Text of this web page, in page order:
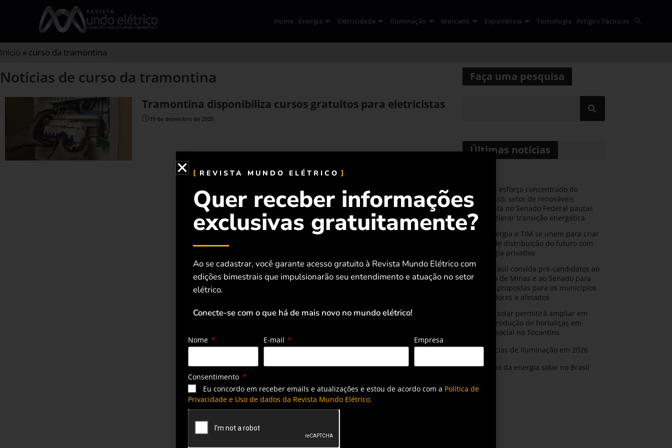
Home Energia Eletricidade Iluminação Mercado Experiência Tecnologia Artigos Técnicos
Início » curso da tramontina
Notícias de curso da tramontina
Tramontina disponibiliza cursos gratuitos para eletricistas
19 de dezembro de 2025
Faça uma pesquisa
Últimas notícias
Durante esforço concentrado do
Congresso, setor de renováveis
apresenta no Senado Federal pautas
para acelerar transição energética
CPFL Energia e TIM se unem para criar
a rede de distribuição do futuro com
tecnologia privativa
AMIG Brasil convida pré-candidatos ao
Governo de Minas e ao Senado para
discutir propostas para os municípios
mineradores e afetados
Energia solar permitirá ampliar em
25% a produção de hortaliças em
projeto social no Tocantins
Tendências de Iluminação em 2026
Expansão da energia solar no Brasil
REVISTA MUNDO ELÉTRICO
Quer receber informações
exclusivas gratuitamente?
Ao se cadastrar, você garante acesso gratuito à Revista Mundo Elétrico com
edições bimestrais que impulsionarão seu entendimento e atuação no setor
elétrico.
Conecte-se com o que há de mais novo no mundo elétrico!
Nome E-mail Empresa
Consentimento
Eu concordo em receber emails e atualizações e estou de acordo com a Política de
Privacidade e Uso de dados da Revista Mundo Elétrico.